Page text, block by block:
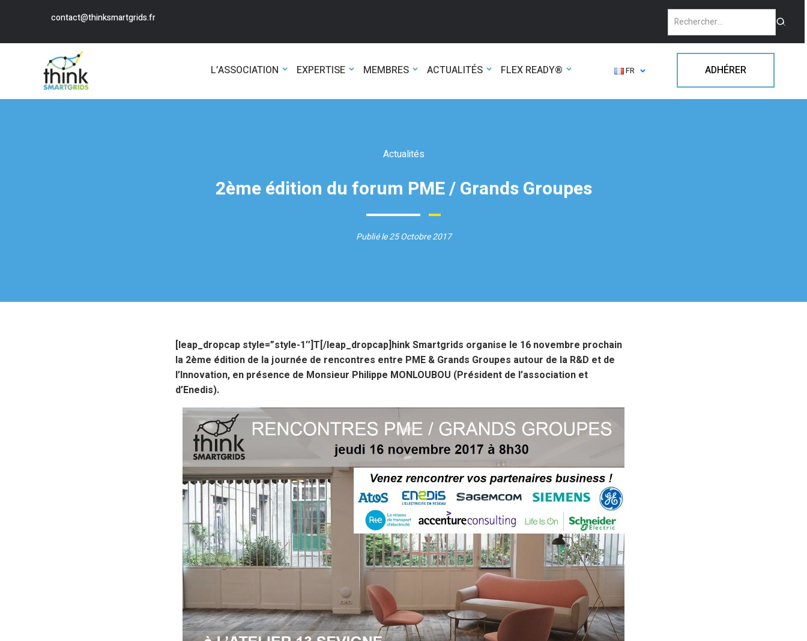
contact@thinksmartgrids.fr
L’ASSOCIATION EXPERTISE MEMBRES ACTUALITÉS FLEX READY® FR ADHÉRER
Actualités
2ème édition du forum PME / Grands Groupes
Publié le 25 Octobre 2017
[leap_dropcap style=”style-1″]T[/leap_dropcap]hink Smartgrids organise le 16 novembre prochain
la 2ème édition de la journée de rencontres entre PME & Grands Groupes autour de la R&D et de
l’Innovation, en présence de Monsieur Philippe MONLOUBOU (Président de l’association et
d’Enedis).